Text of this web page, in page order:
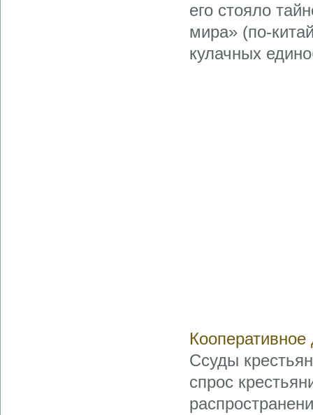
его стояло
мира» (по-
кулачных
Ссуды
спрос